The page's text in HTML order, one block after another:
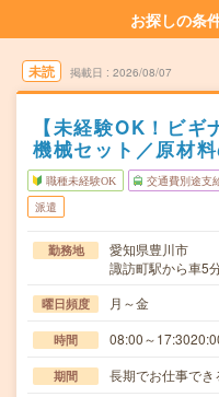
お探しの条
未読 掲載日 2026/08/07
【未経験OK！ビ
機械セット／原材
職種未経験OK 交通費別途支
派遣
勤務地
愛知県豊川市
諏訪町駅から車5
曜日頻度 月～金
時間 08:00～
期間 長期でお仕事でき